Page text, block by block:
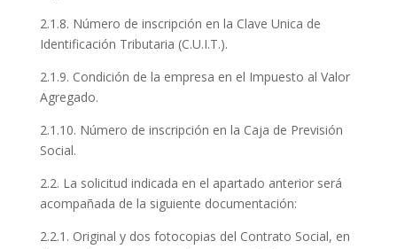
2.1.8. Número de inscripción en la Clave Unica de
Identificación Tributaria (C.U.I.T.).
2.1.9. Condición de la empresa en el Impuesto al Valor
Agregado.
2.1.10. Número de inscripción en la Caja de Previsión
Social.
2.2. La solicitud indicada en el apartado anterior será
acompañada de la siguiente documentación:
2.2.1. Original y dos fotocopias del Contrato Social, en